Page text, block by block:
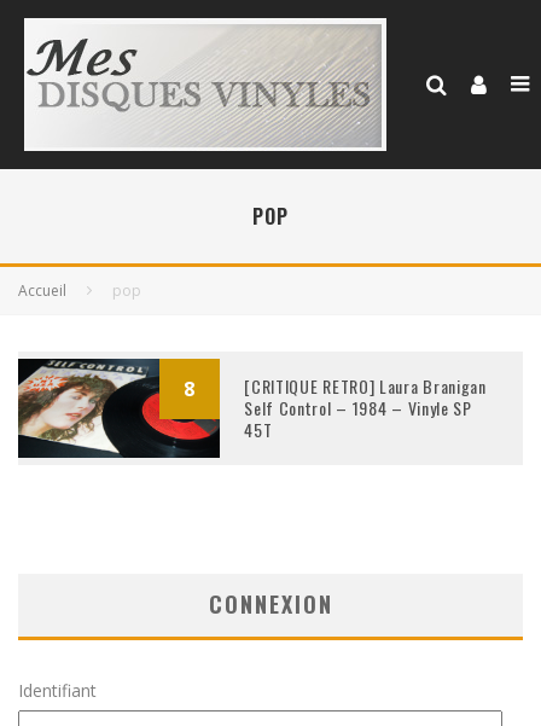
POP
Accueil pop
8
[CRITIQUE RETRO] Laura Branigan
Self Control – 1984 – Vinyle SP
45T
CONNEXION
Identifiant